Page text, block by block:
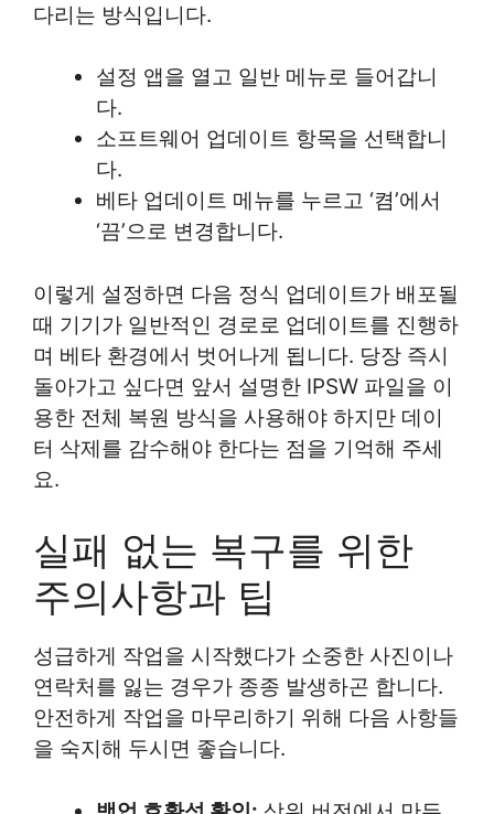
다리는 방식입니다.
설정 앱을 열고 일반 메뉴로 들어갑니
다.
소프트웨어 업데이트 항목을 선택합니
다.
베타 업데이트 메뉴를 누르고 ‘켬’에서
‘끔’으로 변경합니다.
이렇게 설정하면 다음 정식 업데이트가 배포될
때 기기가 일반적인 경로로 업데이트를 진행하
며 베타 환경에서 벗어나게 됩니다. 당장 즉시
돌아가고 싶다면 앞서 설명한 IPSW 파일을 이
용한 전체 복원 방식을 사용해야 하지만 데이
터 삭제를 감수해야 한다는 점을 기억해 주세
요.
실패 없는 복구를 위한
주의사항과 팁
성급하게 작업을 시작했다가 소중한 사진이나
연락처를 잃는 경우가 종종 발생하곤 합니다.
안전하게 작업을 마무리하기 위해 다음 사항들
을 숙지해 두시면 좋습니다.